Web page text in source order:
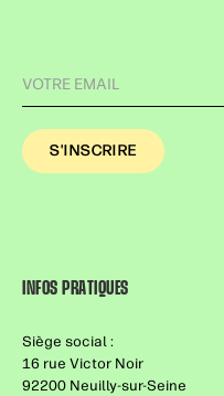
INFOS PRATIQUES
Siège social :
16 rue Victor Noir
92200 Neuilly-sur-Seine